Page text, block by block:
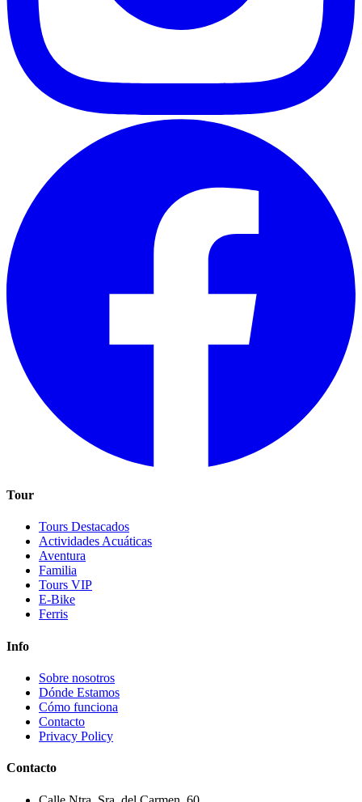
Tour
Tours Destacados
Actividades Acuáticas
Aventura
Familia
Tours VIP
E-Bike
Ferris
Info
Sobre nosotros
Dónde Estamos
Cómo funciona
Contacto
Privacy Policy
Contacto